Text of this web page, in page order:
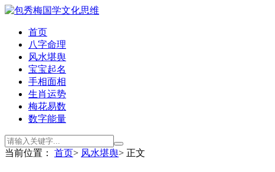
首页
八字命理
风水堪舆
宝宝起名
手相面相
生肖运势
梅花易数
数字能量
当前位置： 首页> 风水堪舆> 正文